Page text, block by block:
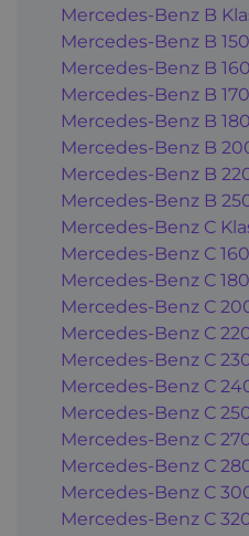
Mercedes-Benz B
Mercedes-Benz B 150
Mercedes-Benz B 160
Mercedes-Benz B 170
Mercedes-Benz B 180
Mercedes-Benz B
Mercedes-Benz B
Mercedes-Benz B
Mercedes-Benz C
Mercedes-Benz C 160
Mercedes-Benz C 180
Mercedes-Benz C
Mercedes-Benz C
Mercedes-Benz C
Mercedes-Benz C
Mercedes-Benz C
Mercedes-Benz C
Mercedes-Benz C
Mercedes-Benz C
Mercedes-Benz C